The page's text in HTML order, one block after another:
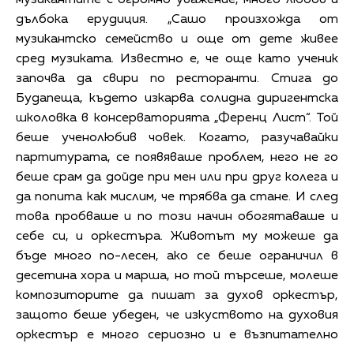
дълбока ерудиция. „Сашо произхожда от
музикантско семейство и още от дете живее
сред музиката. Известно е, че още като ученик
започва да свири по ресторанти. Стига до
Будапеща, където изкарва солидна диригентска
школовка в консерваторията „Ференц Лист“. Той
беше ученолюбив човек. Когато, разучавайки
партитурата, се появяваше проблем, него не го
беше срам да дойде при мен или при друг колега и
да попита как мислим, че трябва да стане. И след
това пробваше и по този начин обогятаваше и
себе си, и оркестъра. Животът му можеше да
бъде много по-лесен, ако се беше ограничил в
десетина хора и марша, но той търсеше, молеше
композиторите да пишат за духов оркестър,
защото беше убеден, че изкуството на духовия
оркестър е много сериозно и е възпитателно